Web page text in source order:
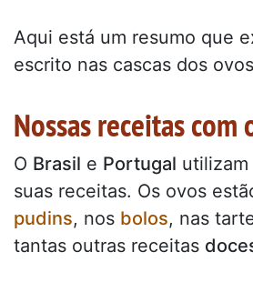
Aqui está um resumo que
escrito nas cascas dos
Nossas receitas com
O Brasil e Portugal
suas receitas. Os ovos
pudins, nos bolos, nas
tantas outras receitas